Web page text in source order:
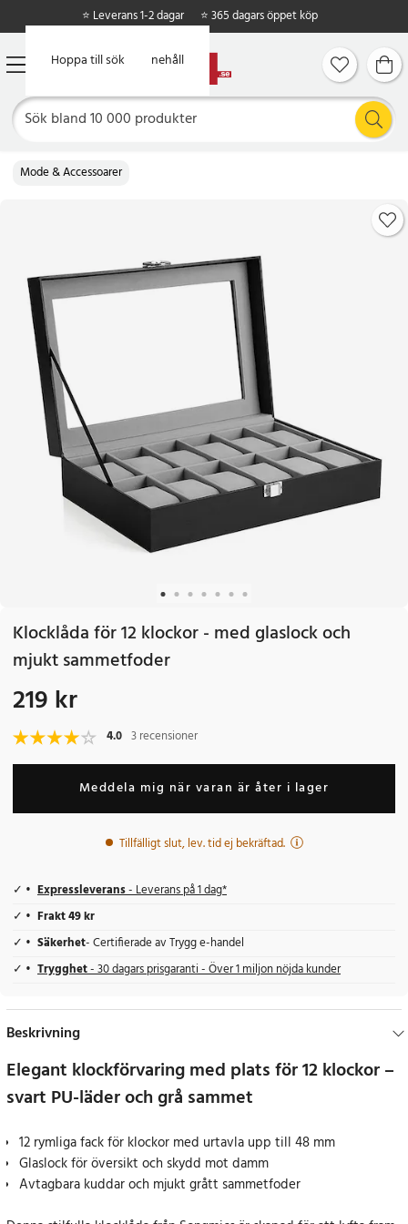
Hoppa till huvudinnehåll
Hoppa till sök
⭐ Leverans 1-2 dagar ⭐ 365 dagars öppet köp
Mode & Accessoarer
Klocklåda för 12 klockor - med glaslock och
mjukt sammetfoder
Pris:219 kr
219 kr
4.0 3 recensioner
Meddela mig när varan är åter i lager
Tillfälligt slut, lev. tid ej bekräftad.
Expressleverans- Leverans på 1 dag*
Frakt 49 kr
Säkerhet- Certifierade av Trygg e-handel
Trygghet- 30 dagars prisgaranti - Över 1 miljon nöjda kunder
Beskrivning
Elegant klockförvaring med plats för 12 klockor –
svart PU-läder och grå sammet
12 rymliga fack för klockor med urtavla upp till 48 mm
Glaslock för översikt och skydd mot damm
Avtagbara kuddar och mjukt grått sammetfoder